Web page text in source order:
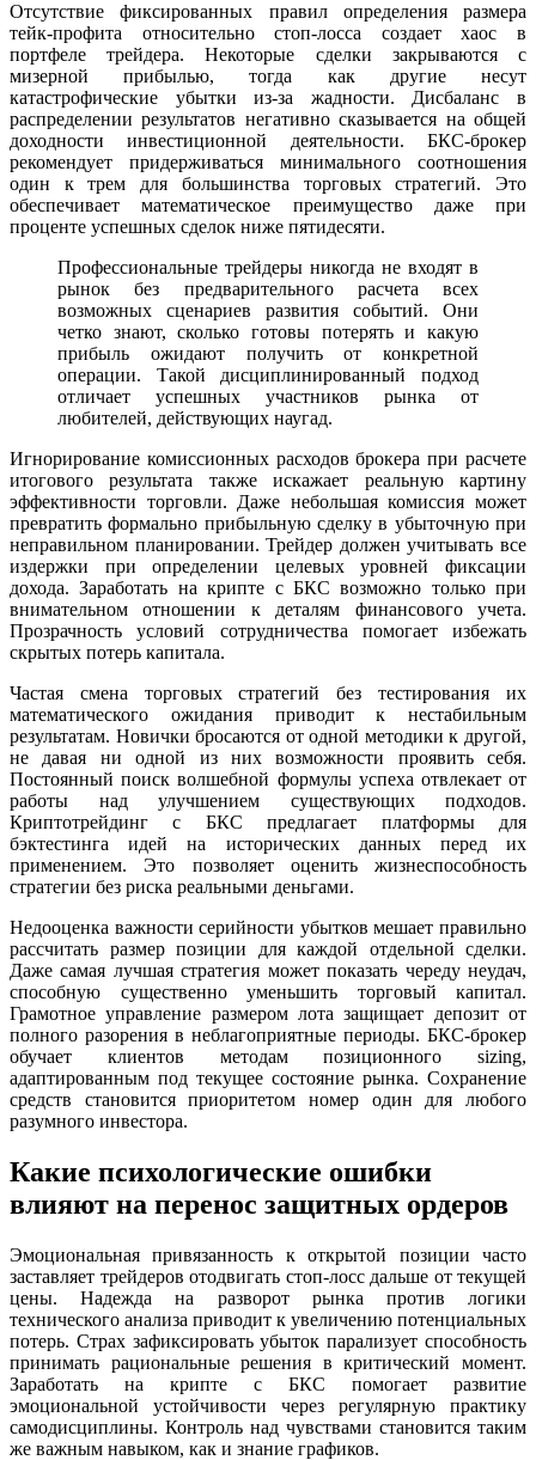
Отсутствие фиксированных правил определения размера
тейк-профита относительно стоп-лосса создает хаос в
портфеле трейдера. Некоторые сделки закрываются с
мизерной прибылью, тогда как другие несут
катастрофические убытки из-за жадности. Дисбаланс в
распределении результатов негативно сказывается на общей
доходности инвестиционной деятельности. БКС-брокер
рекомендует придерживаться минимального соотношения
один к трем для большинства торговых стратегий. Это
обеспечивает математическое преимущество даже при
проценте успешных сделок ниже пятидесяти.
Профессиональные трейдеры никогда не входят в
рынок без предварительного расчета всех
возможных сценариев развития событий. Они
четко знают, сколько готовы потерять и какую
прибыль ожидают получить от конкретной
операции. Такой дисциплинированный подход
отличает успешных участников рынка от
любителей, действующих наугад.
Игнорирование комиссионных расходов брокера при расчете
итогового результата также искажает реальную картину
эффективности торговли. Даже небольшая комиссия может
превратить формально прибыльную сделку в убыточную при
неправильном планировании. Трейдер должен учитывать все
издержки при определении целевых уровней фиксации
дохода. Заработать на крипте с БКС возможно только при
внимательном отношении к деталям финансового учета.
Прозрачность условий сотрудничества помогает избежать
скрытых потерь капитала.
Частая смена торговых стратегий без тестирования их
математического ожидания приводит к нестабильным
результатам. Новички бросаются от одной методики к другой,
не давая ни одной из них возможности проявить себя.
Постоянный поиск волшебной формулы успеха отвлекает от
работы над улучшением существующих подходов.
Криптотрейдинг с БКС предлагает платформы для
бэктестинга идей на исторических данных перед их
применением. Это позволяет оценить жизнеспособность
стратегии без риска реальными деньгами.
Недооценка важности серийности убытков мешает правильно
рассчитать размер позиции для каждой отдельной сделки.
Даже самая лучшая стратегия может показать череду неудач,
способную существенно уменьшить торговый капитал.
Грамотное управление размером лота защищает депозит от
полного разорения в неблагоприятные периоды. БКС-брокер
обучает клиентов методам позиционного sizing,
адаптированным под текущее состояние рынка. Сохранение
средств становится приоритетом номер один для любого
разумного инвестора.
Какие психологические ошибки
влияют на перенос защитных ордеров
Эмоциональная привязанность к открытой позиции часто
заставляет трейдеров отодвигать стоп-лосс дальше от текущей
цены. Надежда на разворот рынка против логики
технического анализа приводит к увеличению потенциальных
потерь. Страх зафиксировать убыток парализует способность
принимать рациональные решения в критический момент.
Заработать на крипте с БКС помогает развитие
эмоциональной устойчивости через регулярную практику
самодисциплины. Контроль над чувствами становится таким
же важным навыком, как и знание графиков.